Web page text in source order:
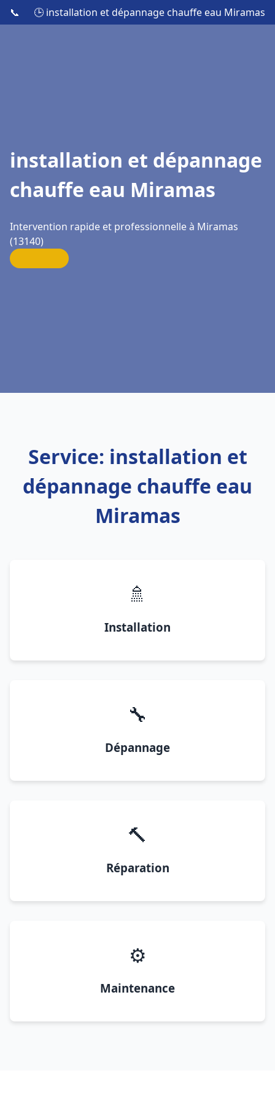
📞 🕒 installation et dépannage chauffe eau Miramas
installation et dépannage
chauffe eau Miramas
Intervention rapide et professionnelle à Miramas
(13140)
Service: installation et
dépannage chauffe eau
Miramas
🚿
Installation
🔧
Dépannage
🔨
Réparation
⚙️
Maintenance